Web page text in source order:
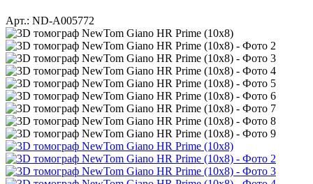
Арт.: ND-A005772